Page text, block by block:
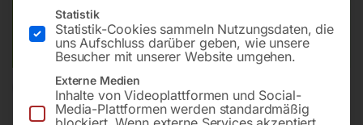
Versandkosten Standard (Österreich):
Bitte beachten Sie: Die Versandkosten gelten für Österreich.
Andere Länder können abweichen.
In den Warenkorb
Statistik
Statistik-Cookies sammeln Nutzungsdaten, die
uns Aufschluss darüber geben, wie unsere
Besucher mit unserer Website umgehen.
Externe Medien
Inhalte von Videoplattformen und Social-
Media-Plattformen werden standardmäßig